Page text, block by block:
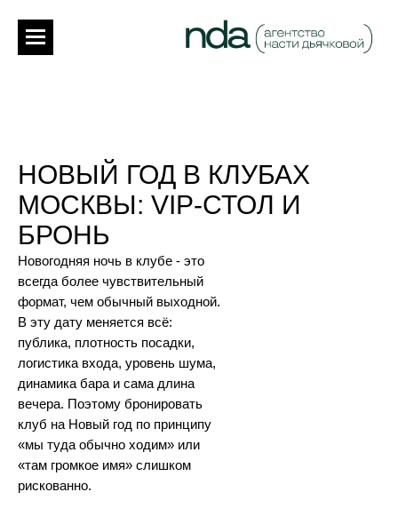
НОВЫЙ ГОД В КЛУБАХ
МОСКВЫ: VIP-СТОЛ И
БРОНЬ
Новогодняя ночь в клубе - это
всегда более чувствительный
формат, чем обычный выходной.
В эту дату меняется всё:
публика, плотность посадки,
логистика входа, уровень шума,
динамика бара и сама длина
вечера. Поэтому бронировать
клуб на Новый год по принципу
«мы туда обычно ходим» или
«там громкое имя» слишком
рискованно.